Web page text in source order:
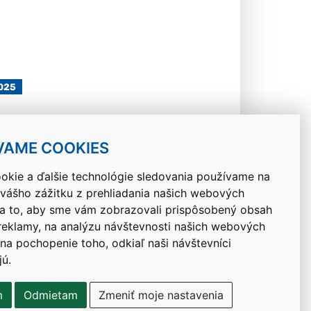
COOKIES
a ďalšie technológie sledovania používame na
zážitku z prehliadania našich webových
to, aby sme vám zobrazovali prispôsobený obsah
na analýzu návštevnosti našich webových
pochopenie toho, odkiaľ naši návštevníci
Odmietam Zmeniť moje nastavenia
Návrat hore